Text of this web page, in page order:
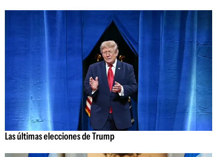
Las últimas elecciones de Trump